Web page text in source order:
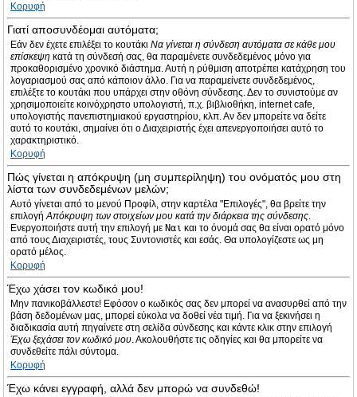
Κορυφή
Γιατί αποσυνδέομαι αυτόματα;
Εάν δεν έχετε επιλέξει το κουτάκι Να γίνεται η σύνδεση αυτόματα σε κάθε μου
επίσκεψη κατά τη σύνδεσή σας, θα παραμένετε συνδεδεμένος μόνο για
προκαθορισμένο χρονικό διάστημα. Αυτή η ρύθμιση αποτρέπει κατάχρηση του
λογαριασμού σας από κάποιον άλλο. Για να παραμείνετε συνδεδεμένος,
επιλέξτε το κουτάκι που υπάρχει στην οθόνη σύνδεσης. Δεν το συνιστούμε αν
χρησιμοποιείτε κοινόχρηστο υπολογιστή, π.χ. βιβλιοθήκη, internet cafe,
υπολογιστής πανεπιστημιακού εργαστηρίου, κλπ. Αν δεν μπορείτε να δείτε
αυτό το κουτάκι, σημαίνει ότι ο Διαχειριστής έχει απενεργοποιήσει αυτό το
χαρακτηριστικό.
Κορυφή
Πώς γίνεται η απόκρυψη (μη συμπερίληψη) του ονόματός μου στη
λίστα των συνδεδεμένων μελών;
Αυτό γίνεται από το μενού Προφίλ, στην καρτέλα "Επιλογές", θα βρείτε την
επιλογήΑπόκρυψη των στοιχείων μου κατά την διάρκεια της σύνδεσης.
Ενεργοποιήστε αυτή την επιλογή με Ναι και το όνομά σας θα είναι ορατό μόνο
από τους Διαχειριστές, τους Συντονιστές και εσάς. Θα υπολογίζεστε ως μη
ορατό μέλος.
Κορυφή
Έχω χάσει τον κωδικό μου!
Μην πανικοβάλλεστε! Εφόσον ο κωδικός σας δεν μπορεί να ανασυρθεί από την
βάση δεδομένων μας, μπορεί εύκολα να δοθεί νέα τιμή. Για να ξεκινήσει η
διαδικασία αυτή πηγαίνετε στη σελίδα σύνδεσης και κάντε κλικ στην επιλογή
Έχω ξεχάσει τον κωδικό μου. Ακολουθήστε τις οδηγίες και θα μπορείτε να
συνδεθείτε πάλι σύντομα.
Κορυφή
Έχω κάνει εγγραφή, αλλά δεν μπορώ να συνδεθώ!